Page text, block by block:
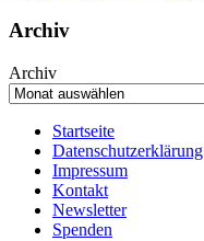
Archiv
Archiv
Startseite
Datenschutzerklärung
Impressum
Kontakt
Newsletter
Spenden